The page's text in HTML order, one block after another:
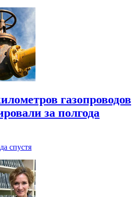
газопроводов
за полгода
спустя